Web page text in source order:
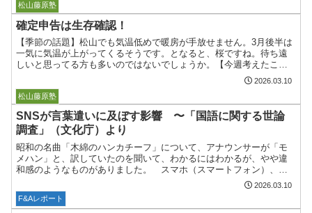
ボストーク
松山藤原塾
確定申告は生存確認！
【季節の話題】松山でも気温低めで暖房が手放せません。3月後半は
一気に気温が上がってくるそうです。となると、桜ですね。待ち遠
しいと思ってる方も多いのではないでしょうか。【今週考えたこ
と】すごい時代です、いや一瞬のことだから果たして時代と言っ
て...
2026.03.10
ボストーク
松山藤原塾
SNSが言葉遣いに及ぼす影響 〜「国語に関する世論
調査」（文化庁）より
昭和の名曲「木綿のハンカチーフ」について、アナウンサーが「モ
メハン」と、訳していたのを聞いて、わかるにはわかるが、やや違
和感のようなものがありました。 スマホ（スマートフォン）、コ
ンビニ（コンビニエンスストア）、エアコン（エアー・コンディ
シ...
2026.03.10
F&Aレポート